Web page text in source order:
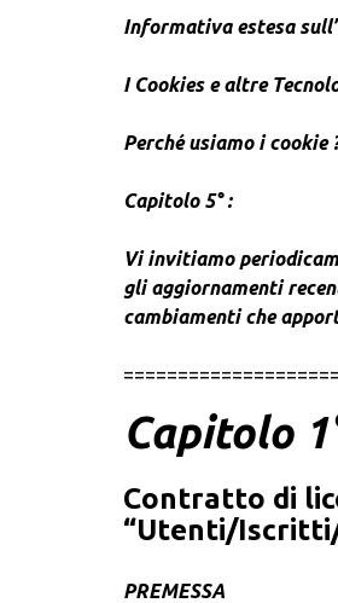
Informativa estesa
I Cookies e altre
Perché usiamo i cookie
Capitolo 5° :
Vi invitiamo
gli aggiornamenti
cambiamenti che
Capitolo
Contratto di
“Utenti/Iscritti/
PREMESSA